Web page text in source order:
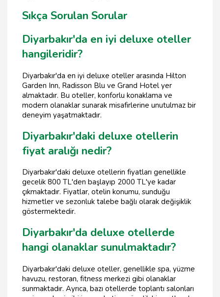
Sıkça Sorulan Sorular
Diyarbakır'da en iyi deluxe oteller
hangileridir?
Diyarbakır'da en iyi deluxe oteller arasında Hilton
Garden Inn, Radisson Blu ve Grand Hotel yer
almaktadır. Bu oteller, konforlu konaklama ve
modern olanaklar sunarak misafirlerine unutulmaz bir
deneyim yaşatmaktadır.
Diyarbakır'daki deluxe otellerin
fiyat aralığı nedir?
Diyarbakır'daki deluxe otellerin fiyatları genellikle
gecelik 800 TL'den başlayıp 2000 TL'ye kadar
çıkmaktadır. Fiyatlar, otelin konumu, sunduğu
hizmetler ve sezonluk talebe bağlı olarak değişiklik
göstermektedir.
Diyarbakır'da deluxe otellerde
hangi olanaklar sunulmaktadır?
Diyarbakır'daki deluxe oteller, genellikle spa, yüzme
havuzu, restoran, fitness merkezi gibi olanaklar
sunmaktadır. Ayrıca, bazı otellerde toplantı salonları